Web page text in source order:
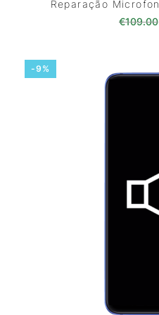
Reparação
€109.00
-9%